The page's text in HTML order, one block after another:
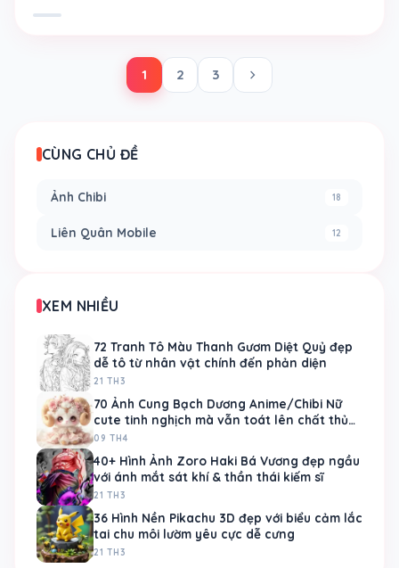
1 2 3 chevron_right
CÙNG CHỦ ĐỀ
Ảnh Chibi 18
Liên Quân Mobile 12
XEM NHIỀU
72 Tranh Tô Màu Thanh Gươm Diệt Quỷ đẹp
dễ tô từ nhân vật chính đến phản diện
21 TH3
70 Ảnh Cung Bạch Dương Anime/Chibi Nữ
cute tinh nghịch mà vẫn toát lên chất thủ
lĩnh
09 TH4
40+ Hình Ảnh Zoro Haki Bá Vương đẹp ngầu
với ánh mắt sát khí & thần thái kiếm sĩ
21 TH3
36 Hình Nền Pikachu 3D đẹp với biểu cảm lắc
tai chu môi lườm yêu cực dễ cưng
21 TH3